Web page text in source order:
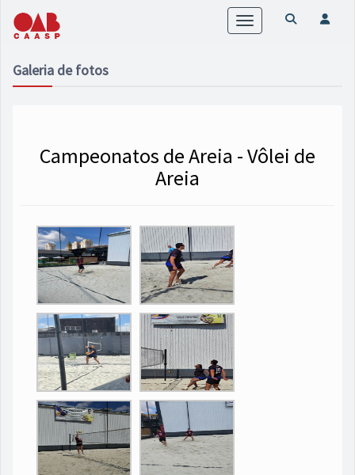
Toggle
navigation
Galeria de fotos
Campeonatos de Areia - Vôlei de
Areia